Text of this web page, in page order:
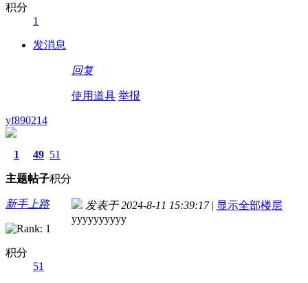
积分
1
发消息
回复
使用道具 举报
yf890214
1
主题
49
帖子
51
积分
新手上路
积分
51
发表于 2024-8-11 15:39:17 | 显示全部楼层
yyyyyyyyyy